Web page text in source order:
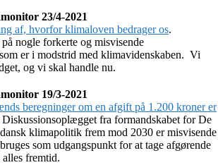
23/4-2021
af, hvorfor klimaloven bedrager os.
nogle forkerte og misvisende
er i modstrid med klimavidenskaben. Vi
og vi skal handle nu.
19/3-2021
beregninger om en afgift på 1.200 kroner er
Diskussionsoplægget fra formandskabet for De
klimapolitik frem mod 2030 er misvisende
som udgangspunkt for at tage afgørende
fremtid.